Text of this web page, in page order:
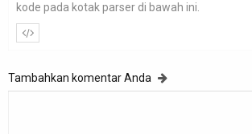
kode pada kotak parser di bawah ini.
Tambahkan komentar Anda